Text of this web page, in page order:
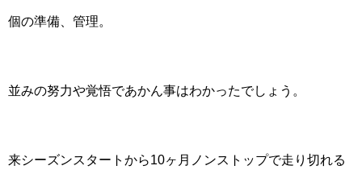
個の準備、管理。
並みの努力や覚悟であかん事はわかったでしょう。
来シーズンスタートから10ヶ月ノンストップで走り切れる